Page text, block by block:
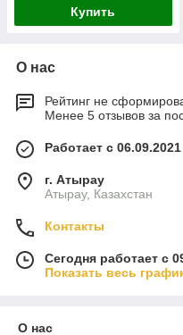
Купить
О нас
Рейтинг не
Менее 5 отзывов за
Работает с 06.09.2021
г. Атырау
Атырау, Казахстан
Контакты
Сегодня работает с
Показать весь
О нас